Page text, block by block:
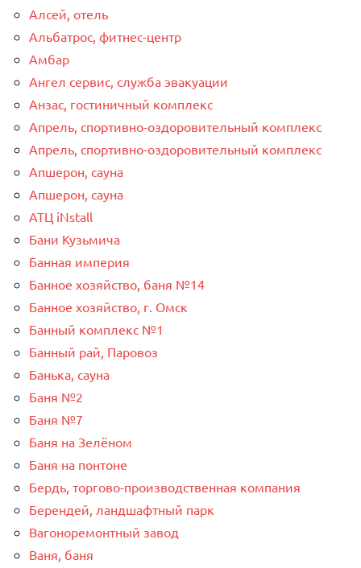
Алсей, отель
Альбатрос, фитнес-центр
Амбар
Ангел сервис, служба эвакуации
Анзас, гостиничный комплекс
Апрель, спортивно-оздоровительный комплекс
Апрель, спортивно-оздоровительный комплекс
Апшерон, сауна
Апшерон, сауна
АТЦ iNstall
Бани Кузьмича
Банная империя
Банное хозяйство, баня №14
Банное хозяйство, г. Омск
Банный комплекс №1
Банный рай, Паровоз
Банька, сауна
Баня №2
Баня №7
Баня на Зелёном
Баня на понтоне
Бердь, торгово-производственная компания
Берендей, ландшафтный парк
Вагоноремонтный завод
Ваня, баня